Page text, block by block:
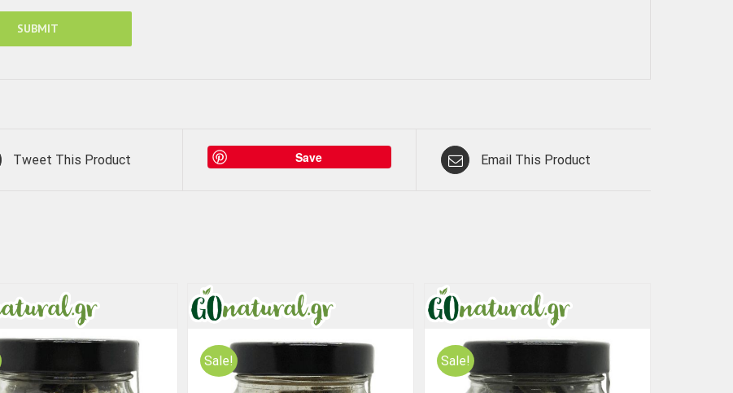
Tweet This Product Save Email This Product
Sale! Sale!